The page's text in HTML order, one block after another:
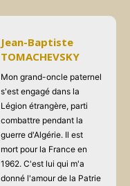
Jean-Baptiste
TOMACHEVSKY
Mon grand-oncle paternel
s'est engagé dans la
Légion étrangère, parti
combattre pendant la
guerre d'Algérie. Il est
mort pour la France en
1962. C'est lui qui m'a
donné l'amour de la Patrie